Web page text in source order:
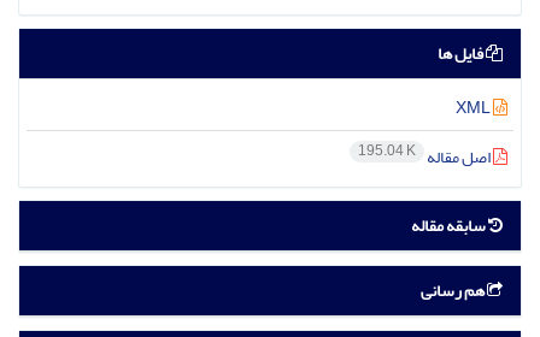
فایل ها
اصل مقاله 195.04 K
سابقه مقاله
هم رسانی